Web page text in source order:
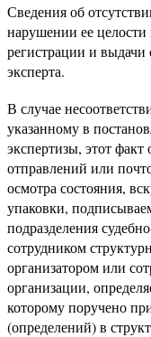
Сведения об
нарушении ее
регистрации и выдачи
эксперта.
В случае
указанному в
экспертизы, этот
отправлений или
осмотра состояния,
упаковки,
подразделения
сотрудником
организатором или
организации,
которому поручено
(определений) в